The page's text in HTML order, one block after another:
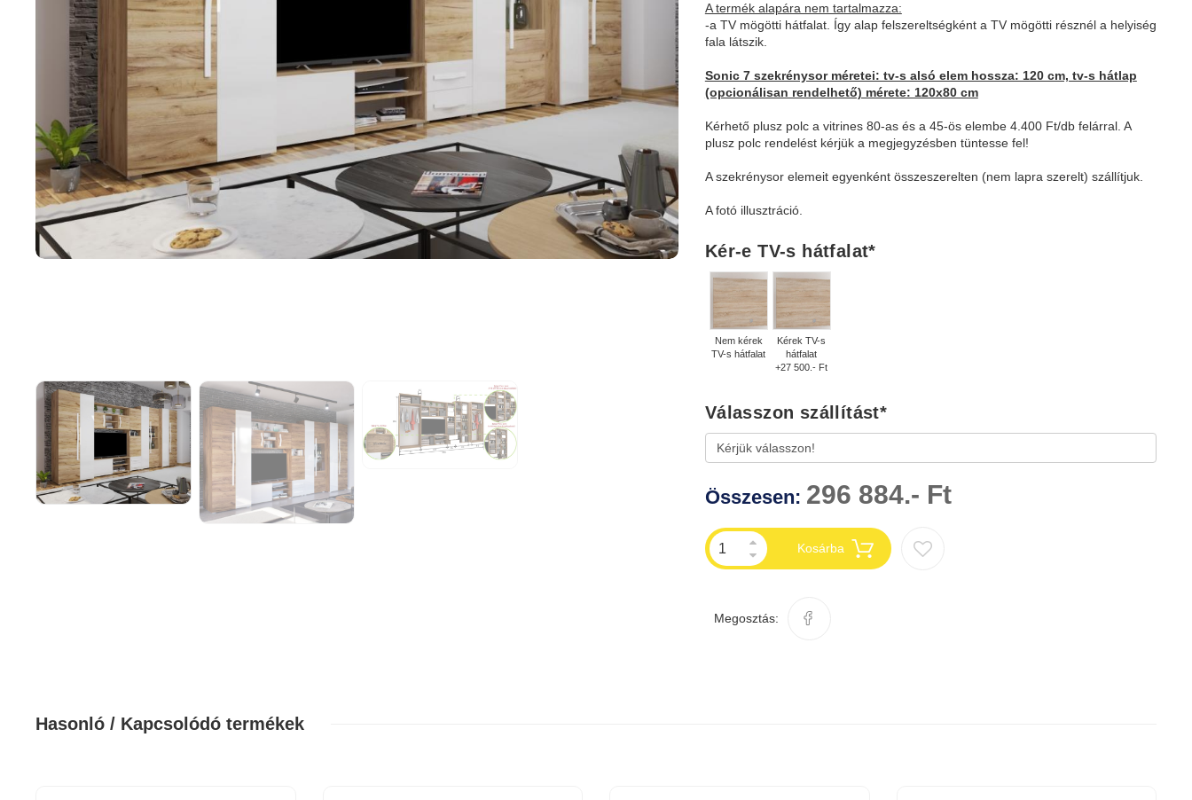
A termék alapára nem tartalmazza:
-a TV mögötti hátfalat. Így alap felszereltségként a TV mögötti résznél a helyiség
fala látszik.
Sonic 7 szekrénysor méretei: tv-s alsó elem hossza: 120 cm, tv-s hátlap
(opcionálisan rendelhető) mérete: 120x80 cm
Kérhető plusz polc a vitrines 80-as és a 45-ös elembe 4.400 Ft/db felárral. A
plusz polc rendelést kérjük a megjegyzésben tüntesse fel!
A szekrénysor elemeit egyenként összeszerelten (nem lapra szerelt) szállítjuk.
A fotó illusztráció.
Kér-e TV-s hátfalat*
Nem kérek
TV-s hátfalat
Kérek TV-s
hátfalat
+27 500.- Ft
Válasszon szállítást*
Összesen: 296 884.- Ft
Kosárba
Megosztás:
Hasonló / Kapcsolódó termékek